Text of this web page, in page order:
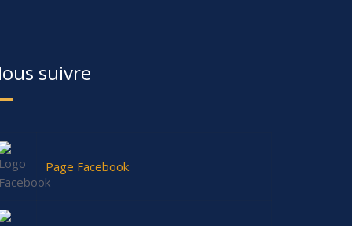
suivre
Page Facebook